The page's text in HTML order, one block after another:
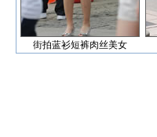
街拍蓝衫短裤肉丝美女